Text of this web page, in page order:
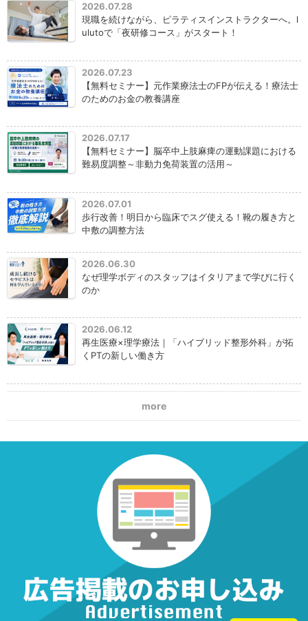
2026.07.28
現職を続けながら、ピラティスインストラクターへ。l
ulutoで「夜研修コース」がスタート！
2026.07.23
【無料セミナー】元作業療法士のFPが伝える！療法士
のためのお金の教養講座
2026.07.17
【無料セミナー】脳卒中上肢麻痺の運動課題における
難易度調整～非動力免荷装置の活用～
2026.07.01
歩行改善！明日から臨床でスグ使える！靴の履き方と
中敷の調整方法
2026.06.30
なぜ理学ボディのスタッフはイタリアまで学びに行く
のか
2026.06.12
再生医療×理学療法｜「ハイブリッド整形外科」が拓
くPTの新しい働き方
more